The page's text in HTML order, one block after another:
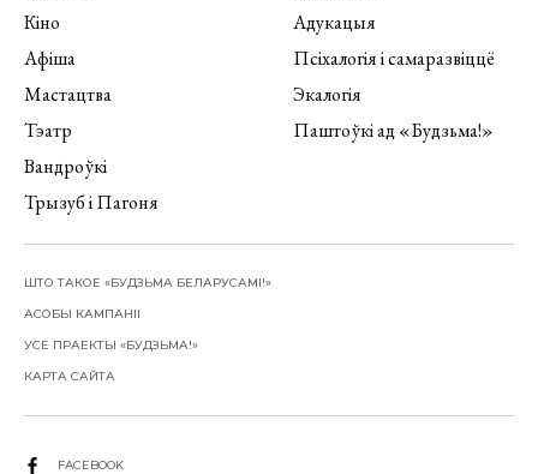
Кіно
Афіша
Мастацтва
Тэатр
Вандроўкі
Трызуб і Пагоня
Адукацыя
Псіхалогія і самаразвіццё
Экалогія
Паштоўкі ад «Будзьма!»
ШТО ТАКОЕ «БУДЗЬМА БЕЛАРУСАМІ!»
АСОБЫ КАМПАНІІ
УСЕ ПРАЕКТЫ «БУДЗЬМА!»
КАРТА САЙТА
FACEBOOK